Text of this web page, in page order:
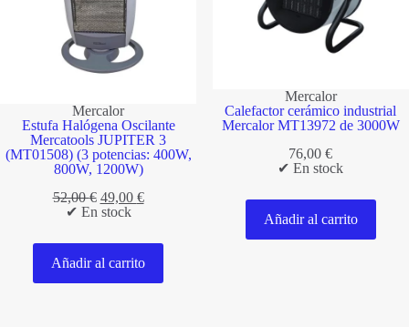
Mercalor
Estufa Halógena Oscilante
Mercatools JUPITER 3
(MT01508) (3 potencias: 400W,
800W, 1200W)
52,00€ El
precio
era:
52,00 €.
49,00 €El
es:
✔ En stock
Añadir al carrito
Mercalor
Calefactor cerámico industrial
Mercalor MT13972 de 3000W
76,00€
✔ En stock
Añadir al carrito